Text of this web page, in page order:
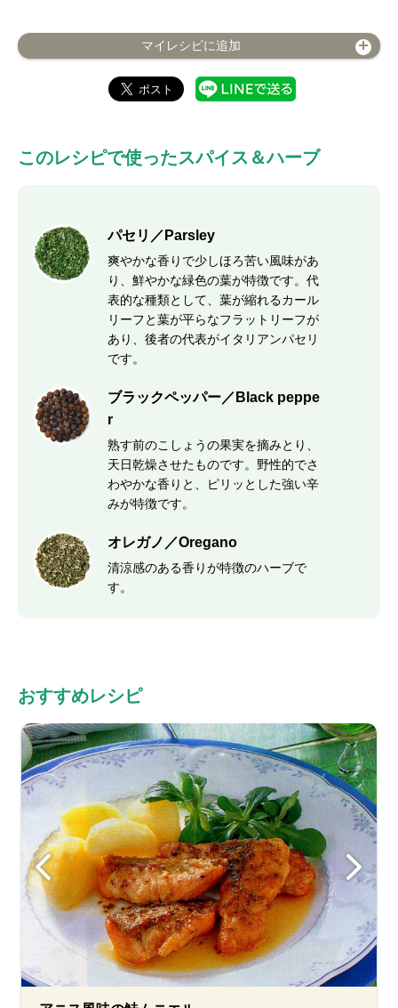
マイレシピに追加
このレシピで使ったスパイス＆ハーブ
パセリ／Parsley
爽やかな香りで少しほろ苦い風味があ
り、鮮やかな緑色の葉が特徴です。代
表的な種類として、葉が縮れるカール
リーフと葉が平らなフラットリーフが
あり、後者の代表がイタリアンパセリ
です。
ブラックペッパー／Black peppe
r
熟す前のこしょうの果実を摘みとり、
天日乾燥させたものです。野性的でさ
わやかな香りと、ピリッとした強い辛
みが特徴です。
オレガノ／Oregano
清涼感のある香りが特徴のハーブで
す。
おすすめレシピ